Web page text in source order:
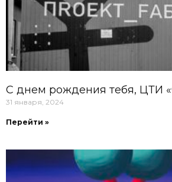
С днем рождения тебя, ЦТИ
31 января, 2024
Перейти »